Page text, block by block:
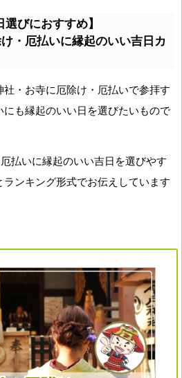
選びにおすすめ】
・厄払いに縁起のいい吉日カ
社・お寺に厄除け・厄払いで参拝す
にも縁起のいい日を選びたいもので
払いに縁起のいい吉日を選びやす
ンキング形式でお伝えしています